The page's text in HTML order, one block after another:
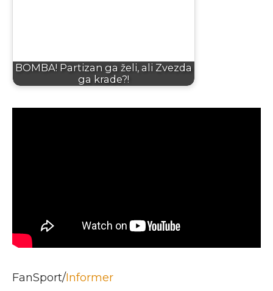
BOMBA! Partizan ga želi, ali Zvezda
ga krade?!
FanSport/Informer